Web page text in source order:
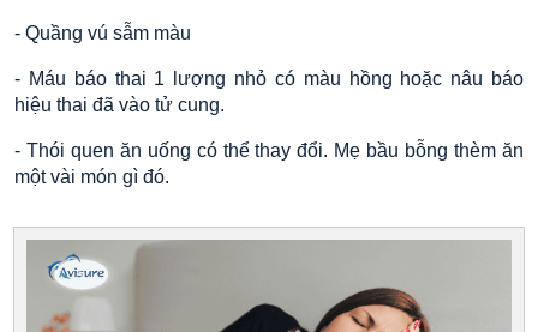
- Quầng vú sẫm màu
- Máu báo thai 1 lượng nhỏ có màu hồng hoặc nâu báo
hiệu thai đã vào tử cung.
- Thói quen ăn uống có thể thay đổi. Mẹ bầu bỗng thèm ăn
một vài món gì đó.